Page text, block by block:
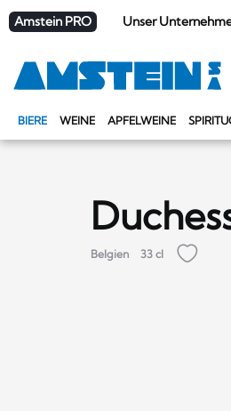
Amstein PRO Unser
BIERE WEINE APFELWEINE
Belgien 33 cl